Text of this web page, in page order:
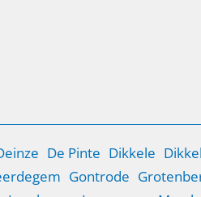
De Pinte Dikkele
Gontrode